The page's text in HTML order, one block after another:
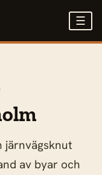
☰
järnvägsknut
av byar och